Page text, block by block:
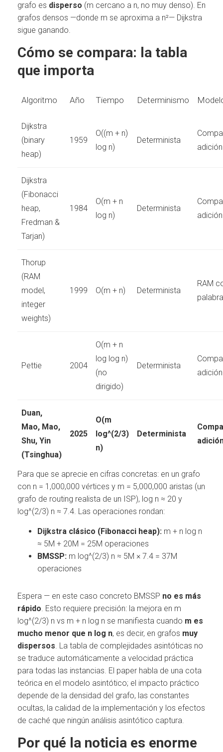
grafo es disperso (m cercano a n, no muy denso). En
grafos densos —donde m se aproxima a n²— Dijkstra
sigue ganando.
Cómo se compara: la tabla
que importa
Algoritmo Año Tiempo Determinismo
Dijkstra
(binary
heap)
1959
O((m + n)
log n)
Determinista
adición
Dijkstra
(Fibonacci
heap,
Fredman &
Tarjan)
1984
O(m + n
log n)
Determinista
adición
Thorup
(RAM
model,
integer
weights)
1999 O(m + n) Determinista
RAM
Pettie 2004
O(m + n
log log n)
(no
dirigido)
Determinista
adición
Duan,
Mao, Mao,
Shu, Yin
(Tsinghua)
2025
O(m
log^(2/3)
n)
Determinista
Para que se aprecie en cifras concretas: en un grafo
con n = 1,000,000 vértices y m = 5,000,000 aristas (un
grafo de routing realista de un ISP), log n ≈ 20 y
log^(2/3) n ≈ 7.4. Las operaciones rondan:
Dijkstra clásico (Fibonacci heap): m + n log n
≈ 5M + 20M = 25M operaciones
BMSSP: m log^(2/3) n ≈ 5M × 7.4 = 37M
operaciones
Espera — en este caso concreto BMSSP no es más
rápido. Esto requiere precisión: la mejora en m
log^(2/3) n vs m + n log n se manifiesta cuando m es
mucho menor que n log n, es decir, en grafos muy
dispersos. La tabla de complejidades asintóticas no
se traduce automáticamente a velocidad práctica
para todas las instancias. El paper habla de una cota
teórica en el modelo asintótico; el impacto práctico
depende de la densidad del grafo, las constantes
ocultas, la calidad de la implementación y los efectos
de caché que ningún análisis asintótico captura.
Por qué la noticia es enorme